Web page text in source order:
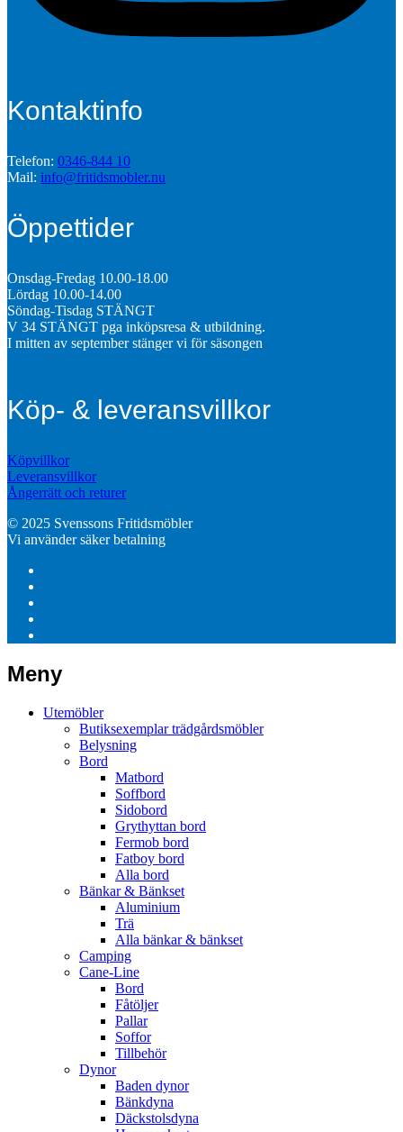
Kontaktinfo
Telefon: 0346-844 10
Mail: info@fritidsmobler.nu
Öppettider
Onsdag-Fredag 10.00-18.00
Lördag 10.00-14.00
Söndag-Tisdag STÄNGT
V 34 STÄNGT pga inköpsresa & utbildning.
I mitten av september stänger vi för säsongen
Köp- & leveransvillkor
Köpvillkor
Leveransvillkor
Ångerrätt och returer
© 2025 Svenssons Fritidsmöbler
Vi använder säker betalning
Meny
Utemöbler
Butiksexemplar trädgårdsmöbler
Belysning
Bord
Matbord
Soffbord
Sidobord
Grythyttan bord
Fermob bord
Fatboy bord
Alla bord
Bänkar & Bänkset
Aluminium
Trä
Alla bänkar & bänkset
Camping
Cane-Line
Bord
Fåtöljer
Pallar
Soffor
Tillbehör
Dynor
Baden dynor
Bänkdyna
Däckstolsdyna